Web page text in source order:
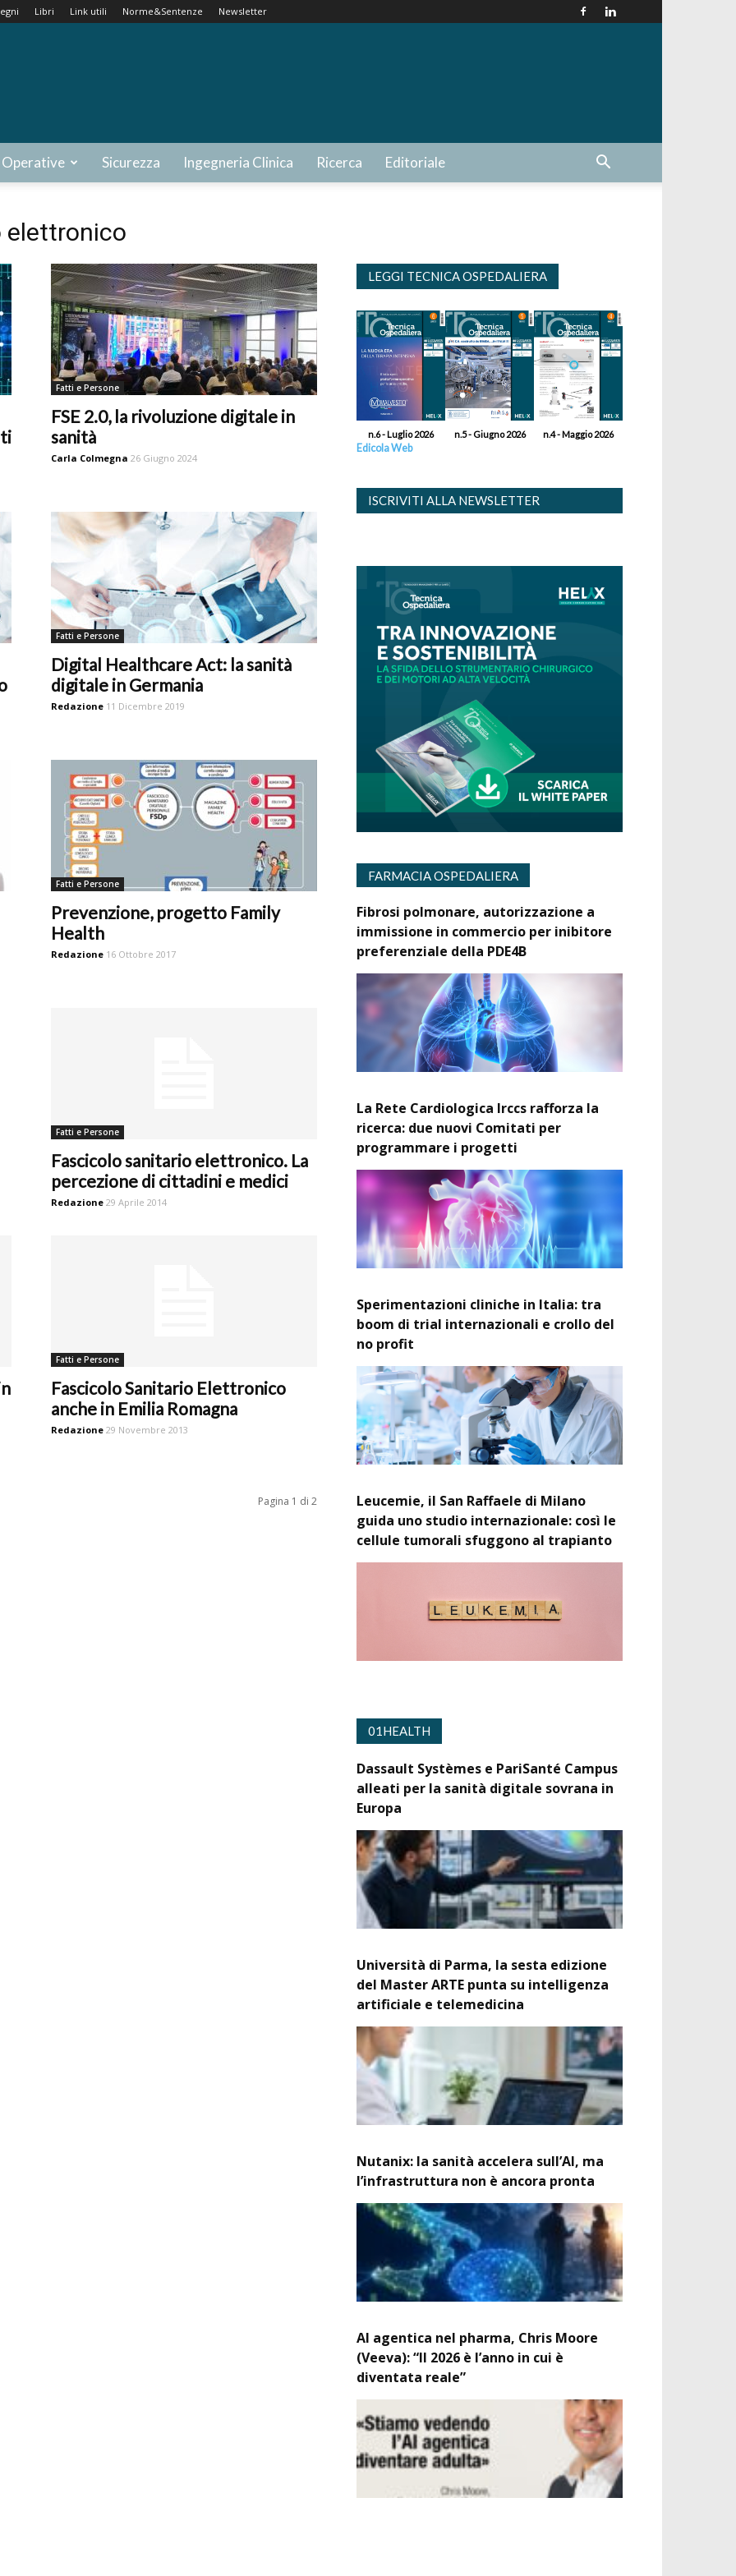
Libri Link utili Norme&Sentenze Newsletter
Sicurezza Ingegneria Clinica Ricerca Editoriale
elettronico
Fatti e Persone
FSE 2.0, la rivoluzione digitale in
sanità
Carla Colmegna 26 Giugno 2024
Fatti e Persone
Digital Healthcare Act: la sanità
digitale in Germania
Redazione 11 Dicembre 2019
Fatti e Persone
Prevenzione, progetto Family
Health
Redazione 16 Ottobre 2017
Fatti e Persone
Fascicolo sanitario elettronico. La
percezione di cittadini e medici
Redazione 29 Aprile 2014
Fatti e Persone
Fascicolo Sanitario Elettronico
anche in Emilia Romagna
Redazione 29 Novembre 2013
Pagina 1 di 2
LEGGI TECNICA OSPEDALIERA
n.6 - Luglio 2026 n.5 - Giugno 2026 n.4 - Maggio 2026
Edicola Web
ISCRIVITI ALLA NEWSLETTER
FARMACIA OSPEDALIERA
Fibrosi polmonare, autorizzazione a
immissione in commercio per inibitore
preferenziale della PDE4B
La Rete Cardiologica Irccs rafforza la
ricerca: due nuovi Comitati per
programmare i progetti
Sperimentazioni cliniche in Italia: tra
boom di trial internazionali e crollo del
no profit
Leucemie, il San Raffaele di Milano
guida uno studio internazionale: così le
cellule tumorali sfuggono al trapianto
01HEALTH
Dassault Systèmes e PariSanté Campus
alleati per la sanità digitale sovrana in
Europa
Università di Parma, la sesta edizione
del Master ARTE punta su intelligenza
artificiale e telemedicina
Nutanix: la sanità accelera sull’AI, ma
l’infrastruttura non è ancora pronta
AI agentica nel pharma, Chris Moore
(Veeva): “Il 2026 è l’anno in cui è
diventata reale”